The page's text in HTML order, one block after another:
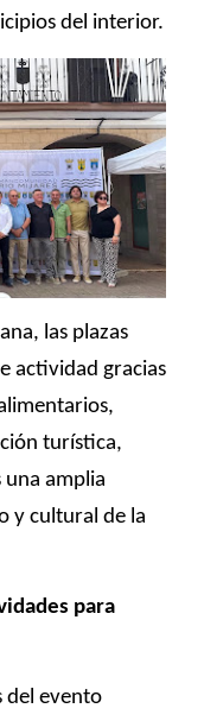
del interior.
las plazas
actividad gracias
turística,
una amplia
y cultural de la
para
del evento